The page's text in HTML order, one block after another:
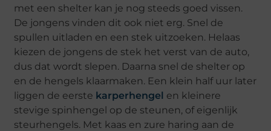
met een shelter kan je nog steeds goed vissen.
De jongens vinden dit ook niet erg. Snel de
spullen uitladen en een stek uitzoeken. Helaas
kiezen de jongens de stek het verst van de auto,
dus dat wordt slepen. Daarna snel de shelter op
en de hengels klaarmaken. Een klein half uur later
liggen de eerste karperhengel en kleinere
stevige spinhengel op de steunen, of eigenlijk
steurhengels. Met kaas en zure haring aan de